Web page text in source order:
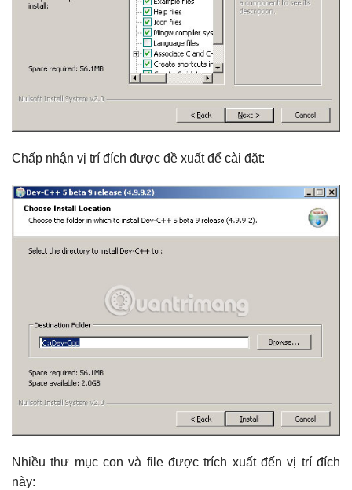
Chấp nhận vị trí đích được đề xuất để cài đặt:
Nhiều thư mục con và file được trích xuất đến vị trí đích
này: